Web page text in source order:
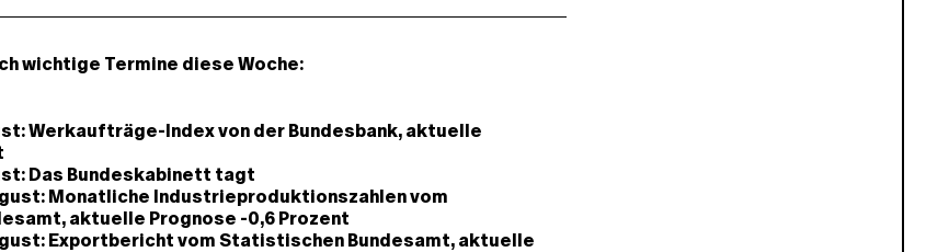
wichtige Termine diese Woche:
Werkaufträge-Index von der Bundesbank, aktuelle
Das Bundeskabinett tagt
Monatliche Industrieproduktionszahlen vom
aktuelle Prognose -0,6 Prozent
Exportbericht vom Statistischen Bundesamt, aktuelle